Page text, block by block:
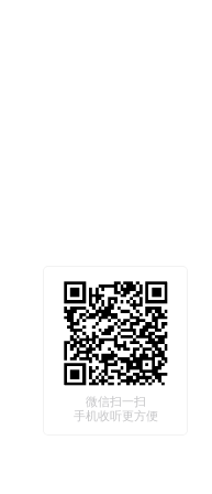
微信扫一扫
手机收听更方便